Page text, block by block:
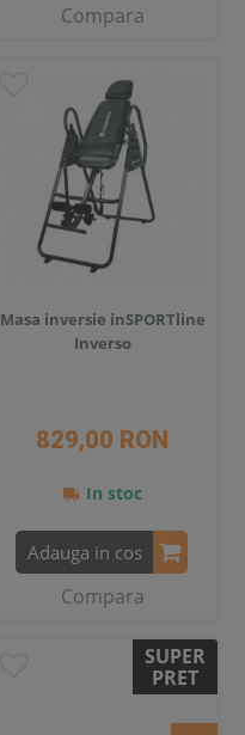
Compara
Masa inversie inSPORTline
Inverso
829,00 RON
In stoc
Adauga in cos
Compara
SUPER
PRET